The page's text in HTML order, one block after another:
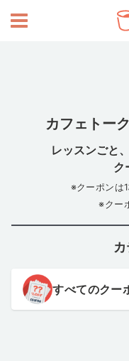
カフェトー
レッスンごと
ク
※クーポンは
※クー
すべてのクー